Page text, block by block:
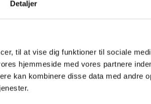
Detaljer
til at vise dig funktioner til sociale
hjemmeside med vores partnere
kan kombinere disse data med andre